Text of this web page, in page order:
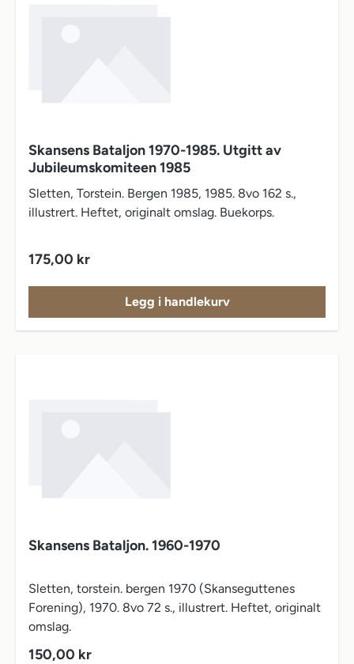
Skansens Bataljon 1970-1985. Utgitt av
Jubileumskomiteen 1985
Sletten, Torstein. Bergen 1985, 1985. 8vo 162 s.,
illustrert. Heftet, originalt omslag. Buekorps.
Vanlig pris:
175,00 kr
Legg i handlekurv
Skansens Bataljon. 1960-1970
Sletten, torstein. bergen 1970 (Skanseguttenes
Forening), 1970. 8vo 72 s., illustrert. Heftet, originalt
omslag.
Vanlig pris:
150,00 kr